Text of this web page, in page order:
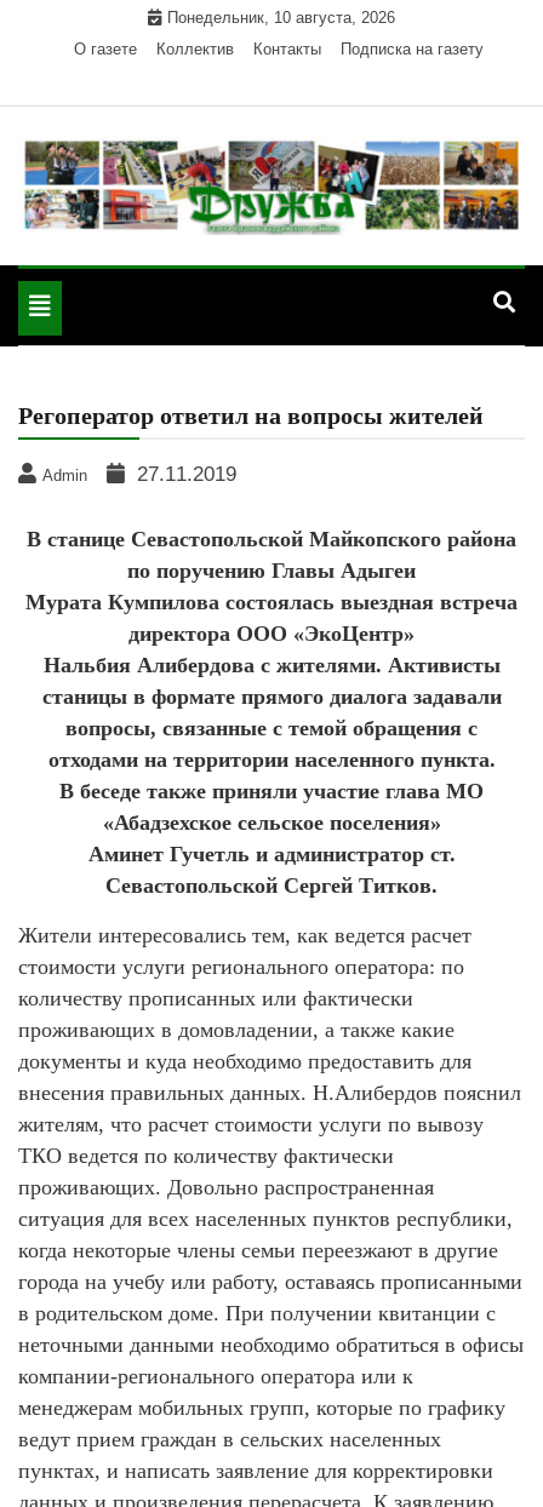
Понедельник, 10 августа, 2026
О газете
Коллектив Контакты Подписка на газету
"Дружба" — газета
Красногвардейского района Республики Адыгея
Toggle
navigation
Регоператор ответил на вопросы жителей
Admin 27.11.2019
В станице Севастопольской Майкопского района
по поручению Главы Адыгеи
Мурата Кумпилова состоялась выездная встреча
директора ООО «ЭкоЦентр»
Нальбия Алибердова с жителями. Активисты
станицы в формате прямого диалога задавали
вопросы, связанные с темой обращения с
отходами на территории населенного пункта.
В беседе также приняли участие глава МО
«Абадзехское сельское поселения»
Аминет Гучетль и администратор ст.
Севастопольской Сергей Титков.
Жители интересовались тем, как ведется расчет
стоимости услуги регионального оператора: по
количеству прописанных или фактически
проживающих в домовладении, а также какие
документы и куда необходимо предоставить для
внесения правильных данных. Н.Алибердов пояснил
жителям, что расчет стоимости услуги по вывозу
ТКО ведется по количеству фактически
проживающих. Довольно распространенная
ситуация для всех населенных пунктов республики,
когда некоторые члены семьи переезжают в другие
города на учебу или работу, оставаясь прописанными
в родительском доме. При получении квитанции с
неточными данными необходимо обратиться в офисы
компании-регионального оператора или к
менеджерам мобильных групп, которые по графику
ведут прием граждан в сельских населенных
пунктах, и написать заявление для корректировки
данных и произведения перерасчета. К заявлению